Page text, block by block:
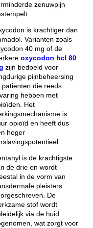
zenuwpijn
is krachtiger dan
Varianten zoals
40 mg of de
oxycodon hcl 80
zijn bedoeld voor
pijnbeheersing
patiënten die reeds
hebben met
Het
is
opioïd en heeft dus
hoger
is de krachtigste
de drie en wordt
in de vorm van
pleisters
De
stof wordt
via de huid
wat zorgt voor